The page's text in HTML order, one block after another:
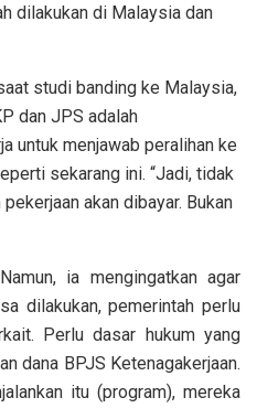
dilakukan di Malaysia dan
studi banding ke Malaysia,
dan JPS adalah
untuk menjawab peralihan ke
sekarang ini. “Jadi, tidak
akan dibayar. Bukan
ia mengingatkan agar
dilakukan, pemerintah perlu
Perlu dasar hukum yang
dana BPJS Ketenagakerjaan.
itu (program), mereka